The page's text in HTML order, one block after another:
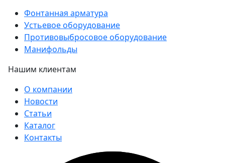
Фонтанная арматура
Устьевое оборудование
Противовыбросовое оборудование
Манифольды
Нашим клиентам
О компании
Новости
Статьи
Каталог
Контакты